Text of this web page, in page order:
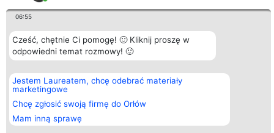
06:55
Cześć, chętnie Ci pomogę! 🙂 Kliknij proszę w
odpowiedni temat rozmowy! 🙂
Jestem Laureatem, chcę odebrać materiały
marketingowe
Chcę zgłosić swoją firmę do Orłów
Mam inną sprawę
Organizator plebiscytu
Bright Side Solutions sp. z o.
o. sp. k.
ul. Ruska 22
Wrocław 50-079
KRS 0000749100 | Regon
381313360 | NIP 8943132676
+48 508 492 400
Plebiscyt
Laureaci
Lista
wszystkich
Laureatów
Zasady
Polityka
Prywatności
Kontakt
Kontakt